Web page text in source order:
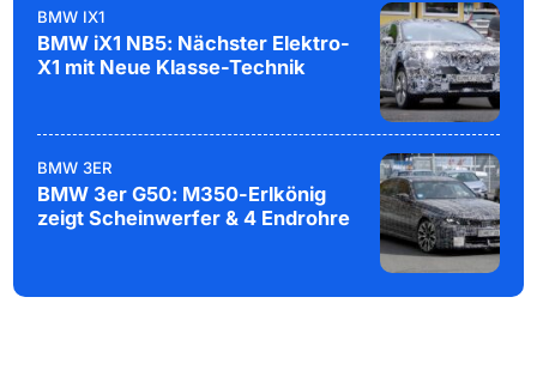
BMW IX1
BMW iX1 NB5: Nächster Elektro-
X1 mit Neue Klasse-Technik
BMW 3ER
BMW 3er G50: M350-Erlkönig
zeigt Scheinwerfer & 4 Endrohre